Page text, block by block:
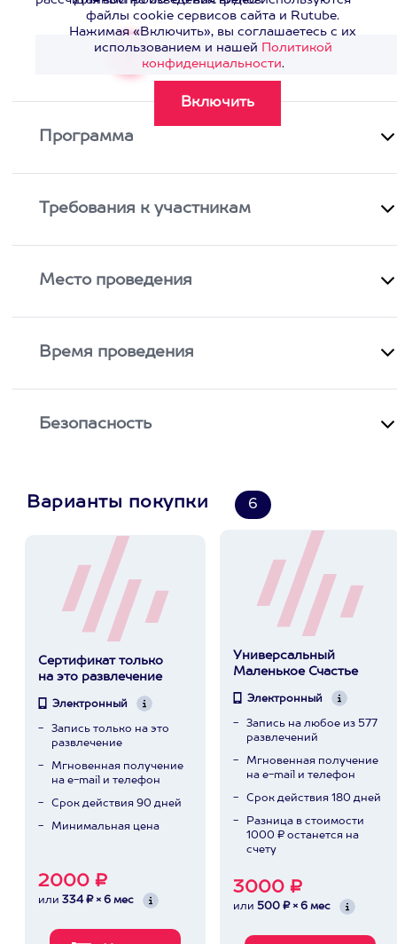
Смотреть видео>
файлы cookie сервисов сайта и Rutube.
Нажимая «Включить», вы соглашаетесь с их
использованием и нашей Политикой
конфиденциальности.
Программа
Требования к участникам
Место проведения
Время проведения
Безопасность
Варианты покупки 6
Сертификат только
на это развлечение
Электронный
Запись только на это
развлечение
Мгновенная получение
на e-mail и телефон
Срок действия 90 дней
Минимальная цена
2000 ₽
или 334 ₽ × 6 мес
Универсальный
Маленькое Счастье
Электронный
Запись на любое из 577
развлечений
Мгновенная получение
на e-mail и телефон
Срок действия 180 дней
Разница в стоимости
1000 ₽ останется на
счету
3000 ₽
или 500 ₽ × 6 мес